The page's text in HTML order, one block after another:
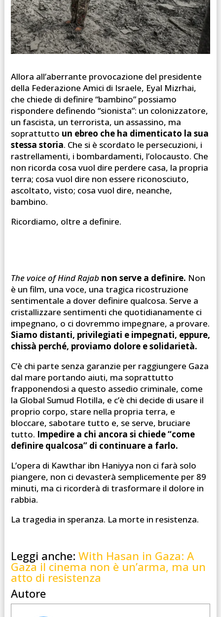
Allora all’aberrante provocazione del presidente
della Federazione Amici di Israele, Eyal Mizrhai,
che chiede di definire “bambino” possiamo
rispondere definendo “sionista”: un colonizzatore,
un fascista, un terrorista, un assassino, ma
soprattutto un ebreo che ha dimenticato la sua
stessa storia. Che si è scordato le persecuzioni, i
rastrellamenti, i bombardamenti, l’olocausto. Che
non ricorda cosa vuol dire perdere casa, la propria
terra; cosa vuol dire non essere riconosciuto,
ascoltato, visto; cosa vuol dire, neanche,
bambino.
Ricordiamo, oltre a definire.
The voice of Hind Rajab non serve a definire. Non
è un film, una voce, una tragica ricostruzione
sentimentale a dover definire qualcosa. Serve a
cristallizzare sentimenti che quotidianamente ci
impegnano, o ci dovremmo impegnare, a provare.
Siamo distanti, privilegiati e impegnati, eppure,
chissà perché, proviamo dolore e solidarietà.
C’è chi parte senza garanzie per raggiungere Gaza
dal mare portando aiuti, ma soprattutto
frapponendosi a questo assedio criminale, come
la Global Sumud Flotilla, e c’è chi decide di usare il
proprio corpo, stare nella propria terra, e
bloccare, sabotare tutto e, se serve, bruciare
tutto. Impedire a chi ancora si chiede “come
definire qualcosa” di continuare a farlo.
L’opera di Kawthar ibn Haniyya non ci farà solo
piangere, non ci devasterà semplicemente per 89
minuti, ma ci ricorderà di trasformare il dolore in
rabbia.
La tragedia in speranza. La morte in resistenza.
Leggi anche: With Hasan in Gaza: A
Gaza il cinema non è un’arma, ma un
atto di resistenza
Autore